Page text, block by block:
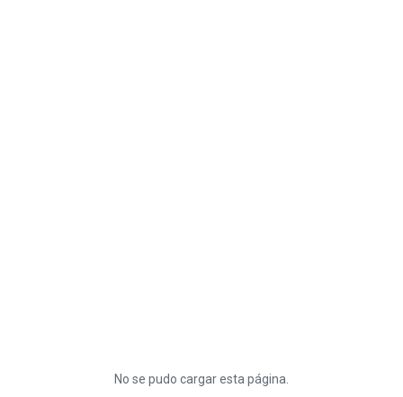
No se pudo cargar esta página.